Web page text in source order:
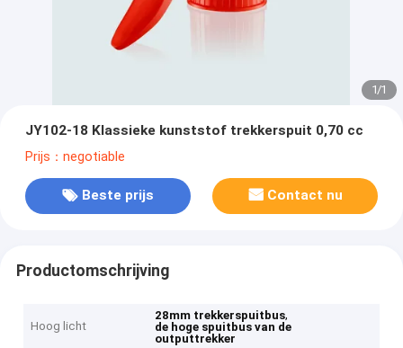
1/1
JY102-18 Klassieke kunststof trekkerspuit 0,70 cc
Prijs：negotiable
Beste prijs Contact nu
Productomschrijving
Hoog licht
28mm trekkerspuitbus,
de hoge spuitbus van de
outputtrekker